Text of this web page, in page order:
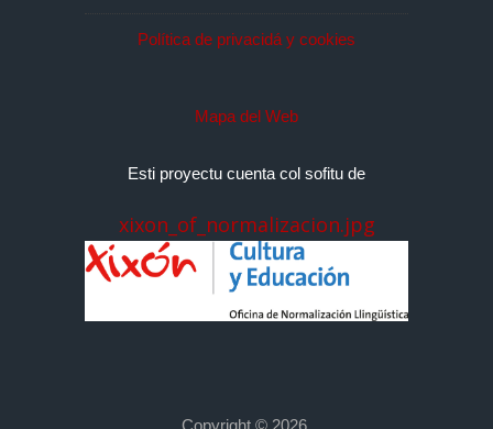
Política de privacidá y cookies
Mapa del Web
Esti proyectu cuenta col sofitu de
xixon_of_normalizacion.jpg